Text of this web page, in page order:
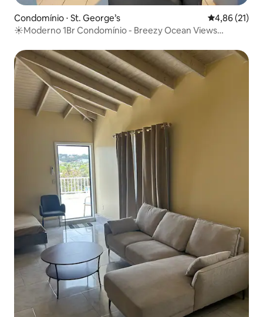
Condomínio ⋅ St. George’s 4,86 de uma
4,86 (21)
☀️Moderno 1Br Condomínio - Breezy Ocean Views